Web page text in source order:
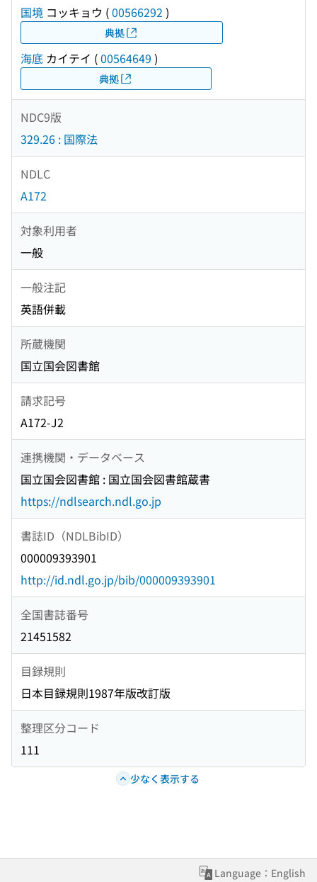
国境 コッキョウ (00566292 )
典拠
海底 カイテイ (00564649 )
典拠
NDC9版
329.26 : 国際法
NDLC
A172
対象利用者
一般
一般注記
英語併載
所蔵機関
国立国会図書館
請求記号
A172-J2
連携機関・データベース
国立国会図書館 : 国立国会図書館蔵書
https://ndlsearch.ndl.go.jp
書誌ID（NDLBibID）
000009393901
http://id.ndl.go.jp/bib/000009393901
全国書誌番号
21451582
目録規則
日本目録規則1987年版改訂版
整理区分コード
111
少なく表示する
Language：English